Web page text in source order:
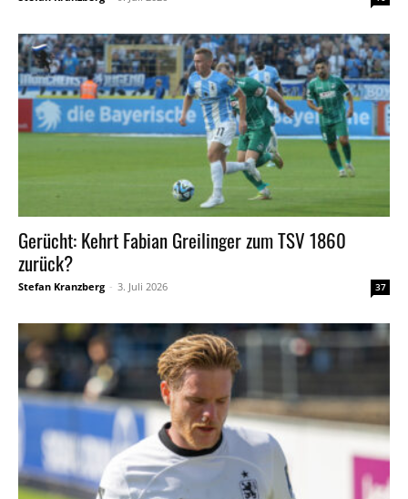
Gerücht: Kehrt Fabian Greilinger zum TSV 1860
zurück?
Stefan Kranzberg - 3. Juli 2026 37